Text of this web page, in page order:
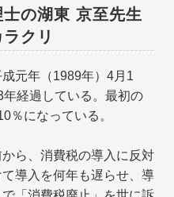
の湖東 京至先生
クリ
元年（1989年）4月1
経過している。最初の
％になっている。
ら、消費税の導入に反対
導入を何年も遅らせ、導